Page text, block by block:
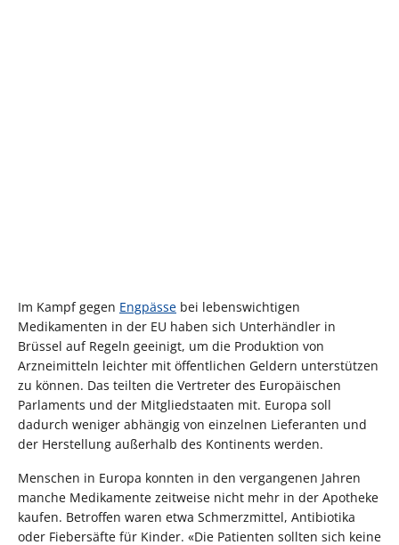
Im Kampf gegen Engpässe bei lebenswichtigen
Medikamenten in der EU haben sich Unterhändler in
Brüssel auf Regeln geeinigt, um die Produktion von
Arzneimitteln leichter mit öffentlichen Geldern unterstützen
zu können. Das teilten die Vertreter des Europäischen
Parlaments und der Mitgliedstaaten mit. Europa soll
dadurch weniger abhängig von einzelnen Lieferanten und
der Herstellung außerhalb des Kontinents werden.
Menschen in Europa konnten in den vergangenen Jahren
manche Medikamente zeitweise nicht mehr in der Apotheke
kaufen. Betroffen waren etwa Schmerzmittel, Antibiotika
oder Fiebersäfte für Kinder. «Die Patienten sollten sich keine